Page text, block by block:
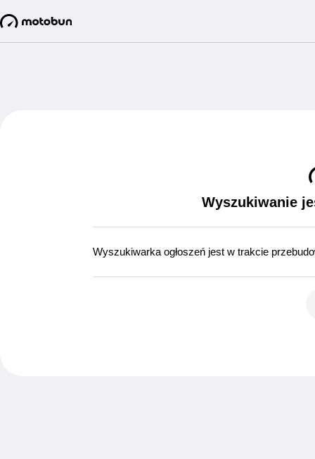
Wyszukiwanie
Wyszukiwarka ogłoszeń jest w trakcie